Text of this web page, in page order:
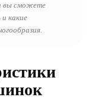
вы сможете
какие